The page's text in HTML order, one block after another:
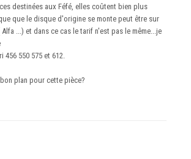
destinées aux Féfé, elles coûtent bien plus
que le disque d'origine se monte peut être sur
...) et dans ce cas le tarif n'est pas le même...je
456 550 575 et 612.
plan pour cette pièce?